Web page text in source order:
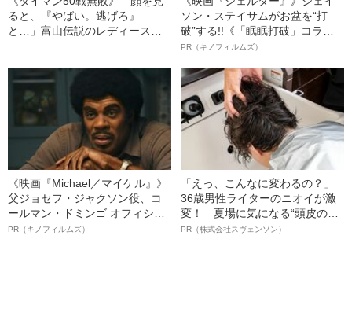
ると、『やばい。逃げろ』
と…」富山伝説のレディース初
ソン・ステイサムがお盆を“打
破”する!!《「眠眠打破」コラ
ボ》
PR（キノフィルムズ）
《映画『Michael／マイケル』》
父ジョセフ・ジャクソン役、コ
ールマン・ドミンゴ オフィシャ
ルインタビュー“観客を魅了した
PR（キノフィルムズ）
「えっ、こんなに変わるの？」
36歳男性ライターのニオイが激
変！ 夏場に気になる“頭皮のニ
オイ”や“ベタつき”を解消す
PR（株式会社スヴェンソン）